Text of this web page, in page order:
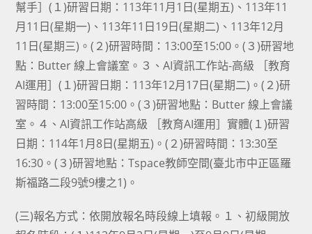
幫手］(１)研習日期：113年11月1日(星期五)、113年11
月11日(星期一)、113年11日19日(星期二)、113年12月
11日(星期三)。(２)研習時間：13:00至15:00。(３)研習地
點：Butter 線上會議室。３、AI資訊工作站-高級 ［教育
AI運用］(１)研習日期：113年12月17日(星期二)。(２)研
習時間：13:00至15:00。(３)研習地點：Butter 線上會議
室。４、AI資訊工作站高級 ［教育AI運用］實體(１)研習
日期：114年1月8日(星期五)。(２)研習時間：13:30至
16:30。(３)研習地點：Tspace教師空間(臺北市中正區羅
斯福路二段9號9樓之1)。
(三)報名方式：依開放報名時段線上填報。１、初級開放